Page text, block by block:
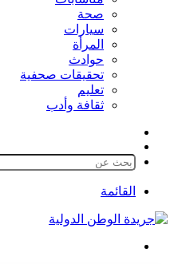
صحة
سيارات
المرأة
حوادث
تحقيقات صحفية
تعليم
ثقافة وأدب
المظلم
القائمة